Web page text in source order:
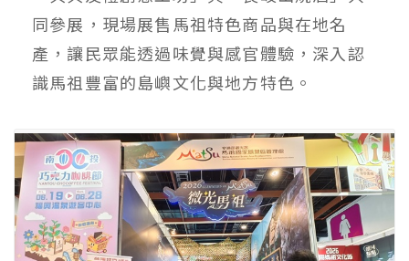
同參展，現場展售馬祖特色商品與在地名
產，讓民眾能透過味覺與感官體驗，深入認
識馬祖豐富的島嶼文化與地方特色。